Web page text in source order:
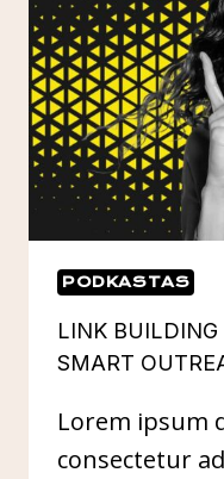
PODKASTAS
LINK BUILDING
SMART
Lorem ipsum
consectetur